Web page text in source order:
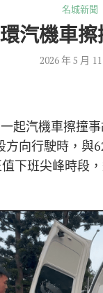
名城新聞
汽機車
2026 年 5 月
起汽機車擦撞
向行駛時，與
下班尖峰時段